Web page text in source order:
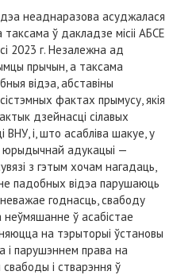
неаднаразова асуджалася
таксама ў дакладзе місіі АБСЕ
2023 г. Незалежна ад
прычын, а таксама
відэа, абставіны
фактах прымусу, якія
дзейнасці сілавых
і, што асабліва шакуе, у
юрыдычнай адукацыі —
з гэтым хочам нагадаць,
падобных відэа парушаюць
годнасць, свабоду
ў асабістае
на тэрыторыі ўстановы
і парушэннем права на
і стварэння ў